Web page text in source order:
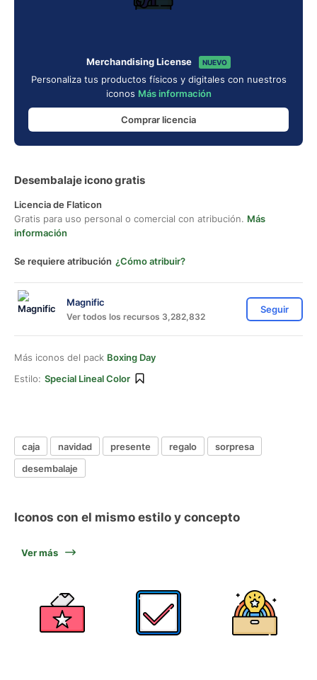
Merchandising License NUEVO
Personaliza tus productos físicos y digitales con nuestros
iconos Más información
Comprar licencia
Desembalaje icono gratis
Licencia de Flaticon
Gratis para uso personal o comercial con atribución. Más
información
Se requiere atribución ¿Cómo atribuir?
Magnific
Ver todos los recursos 3,282,832
Seguir
Más iconos del pack Boxing Day
Estilo: Special Lineal Color
caja navidad presente regalo
sorpresa
desembalaje
Iconos con el mismo estilo y concepto
Ver más